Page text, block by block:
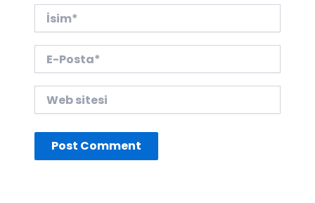
İsim*
Posta*
sitesi